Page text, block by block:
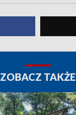
ZOBACZ TAKŻE